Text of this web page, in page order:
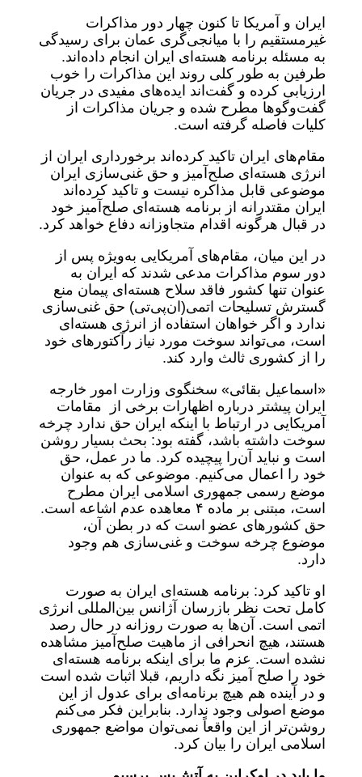
ایران و آمریکا تا کنون چهار دور مذاکرات
غیرمستقیم را با میانجی‌گری عمان برای رسیدگی
به مسئله برنامه هسته‌ای ایران انجام داده‌اند.
طرفین به طور کلی روند این مذاکرات را خوب
ارزیابی کرده و گفت‌اند ایده‌های مفیدی در جریان
گفت‌وگوها مطرح شده و جریان مذاکرات از
کلیات فاصله گرفته است.
مقام‌های ایران تاکید کرده‌اند برخورداری ایران از
انرژی هسته‌ای صلح‌آمیز و حق غنی‌سازی ایران
موضوعی قابل مذاکره نیست و تاکید کرده‌اند
ایران مقتدرانه از برنامه هسته‌ای صلح‌آمیز خود
در قبال هرگونه اقدام متجاوزانه دفاع خواهد کرد.
در این میان،‌ مقام‌های آمریکایی به‌ویژه پس از
دور سوم مذاکرات مدعی شدند که ایران به
عنوان تنها کشور فاقد سلاح هسته‌ای پیمان منع
گسترش تسلیحات اتمی(ان‌پی‌تی) حق غنی‌سازی
ندارد و اگر خواهان استفاده از انرژی هسته‌ای
است، می‌تواند سوخت مورد نیاز رآکتورهای خود
را از کشوری ثالث وارد کند.
«اسماعیل بقائی» سخنگوی وزارت امور خارجه
ایران پیشتر درباره اظهارات برخی از مقامات
آمریکایی در ارتباط با اینکه ایران حق ندارد چرخه
سوخت داشته باشد، گفته بود: بحث بسیار روشن
است و نباید آن‌را پیچیده کرد. ما در عمل، حق
خود را اعمال می‌کنیم. موضوعی که به عنوان
موضع رسمی جمهوری اسلامی ایران مطرح
است، مبتنی بر ماده ۴ معاهده عدم اشاعه است.
حق کشورهای عضو است که در بطن آن،
موضوع چرخه سوخت و غنی‌سازی هم وجود
دارد.
او تاکید کرد: برنامه هسته‌ای ایران به صورت
کامل تحت نظر بازرسان آژانس بین‌المللی انرژی
اتمی است. آن‌ها به صورت روزانه در حال رصد
هستند، هیچ انحرافی از ماهیت صلح‌آمیز مشاهده
نشده است. عزم ما برای اینکه برنامه هسته‌ای
خود را صلح آمیز نگه داریم، قبلا اثبات شده است
و در آینده هم هیچ برنامه‌ای برای عدول از این
موضع اصولی وجود ندارد. بنابراین فکر می‌کنم
روشن‌تر از این واقعاً نمی‌توان مواضع جمهوری
اسلامی ایران را بیان کرد.